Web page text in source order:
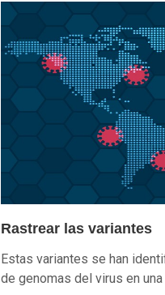
Rastrear las variantes
Estas variantes se han
de genomas del virus en